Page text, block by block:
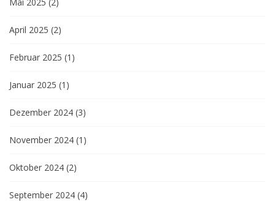
April 2025 (2)
Februar 2025 (1)
Januar 2025 (1)
Dezember 2024 (3)
November 2024 (1)
Oktober 2024 (2)
September 2024 (4)